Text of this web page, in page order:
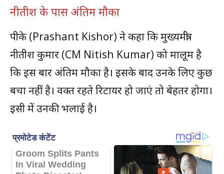
नीतीश के पास अंतिम मौका
पीके (Prashant Kishor) ने कहा कि मुख्यमंत्री
नीतीश कुमार (CM Nitish Kumar) को मालूम है
कि इस बार अंतिम मौका है। इसके बाद उनके लिए कुछ
बचा नहीं है। वक्त रहते रिटायर हो जाएं तो बेहतर होगा।
इसी में उनकी भलाई है।